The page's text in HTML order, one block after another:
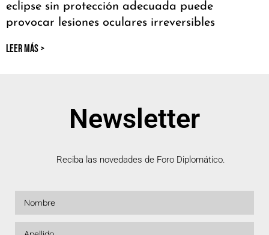
eclipse sin protección adecuada puede
provocar lesiones oculares irreversibles
LEER MÁS >
Newsletter
Reciba las novedades de Foro Diplomático.